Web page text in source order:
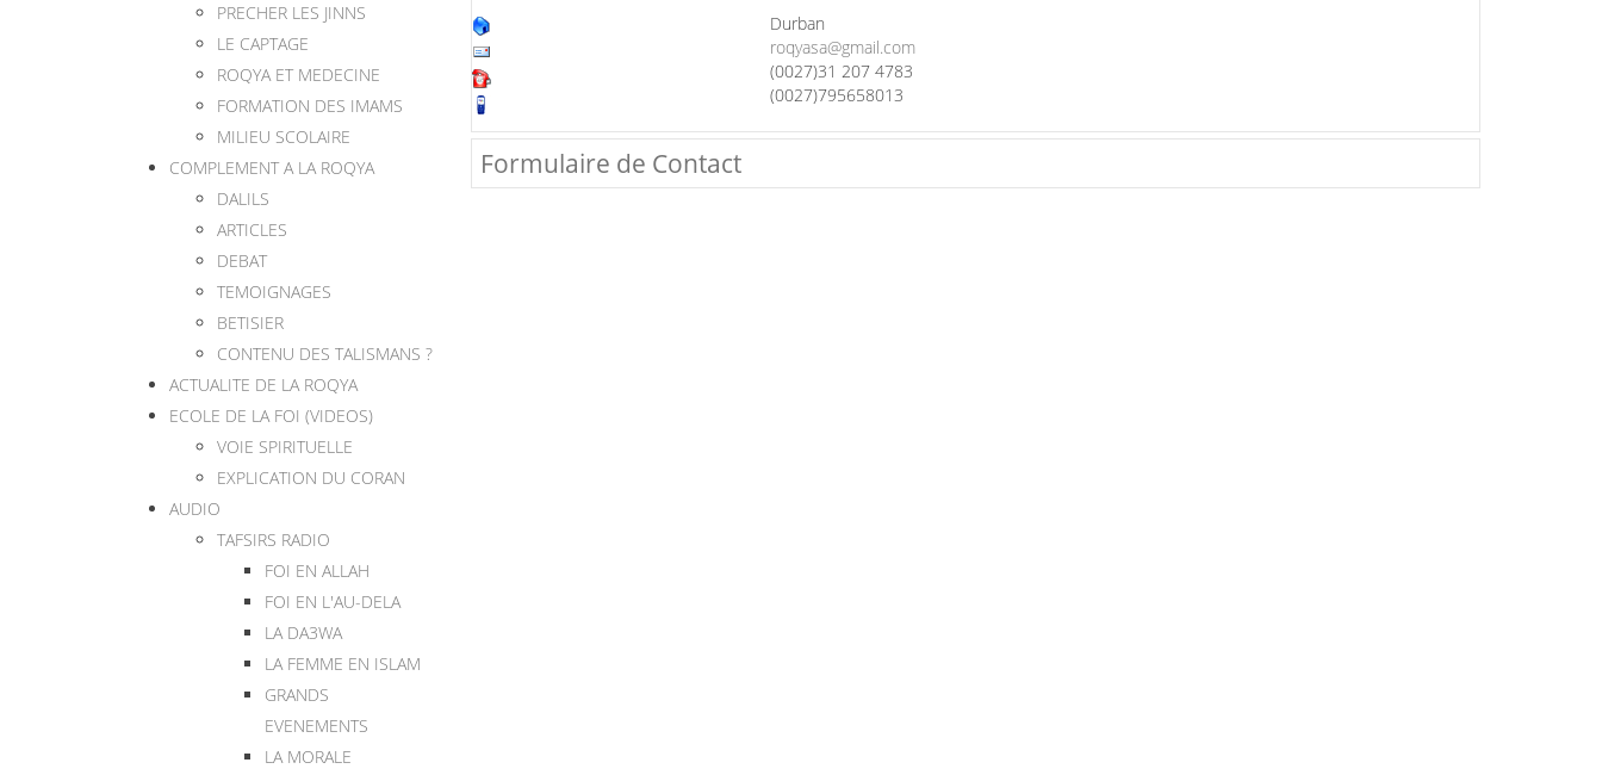
PRECHER LES JINNS
LE CAPTAGE
ROQYA ET MEDECINE
FORMATION DES IMAMS
MILIEU SCOLAIRE
COMPLEMENT A LA ROQYA
DALILS
ARTICLES
DEBAT
TEMOIGNAGES
BETISIER
CONTENU DES TALISMANS ?
ACTUALITE DE LA ROQYA
ECOLE DE LA FOI (VIDEOS)
VOIE SPIRITUELLE
EXPLICATION DU CORAN
AUDIO
TAFSIRS RADIO
FOI EN ALLAH
FOI EN L'AU-DELA
LA DA3WA
LA FEMME EN ISLAM
GRANDS
EVENEMENTS
LA MORALE
Durban
roqyasa@gmail.com
(0027)31 207 4783
(0027)795658013
Formulaire de Contact